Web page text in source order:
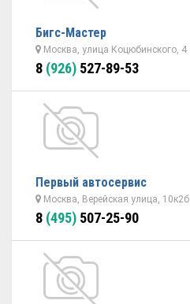
Бигс-Мастер
Москва, улица Коцюбинского, 4
8 (926) 527-89-53
Первый автосервис
Москва, Верейская улица, 10к2б
8 (495) 507-25-90